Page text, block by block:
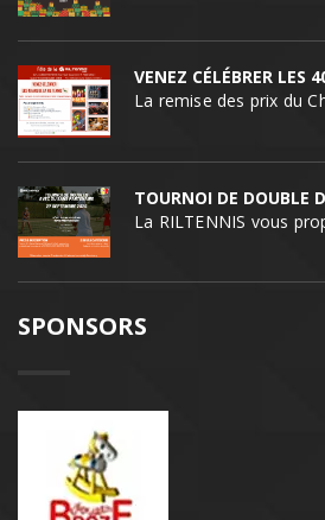
La remise des prix du
TOURNOI DE DOUBLE
La RILTENNIS vous
SPONSORS